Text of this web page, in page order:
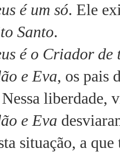
é um só. Ele
Santo.
é o Criador de
e Eva, os pais
liberdade,
e Eva
situação, a